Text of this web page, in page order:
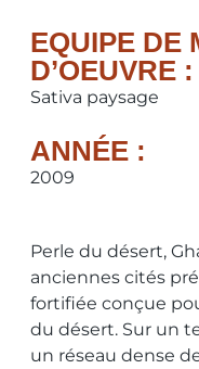
EQUIPE DE
D’OEUVRE :
Sativa paysage
ANNÉE :
2009
Perle du désert,
anciennes cités
fortifiée conçue
du désert. Sur un
un réseau dense